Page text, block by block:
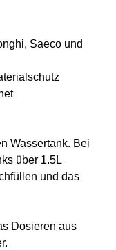
Saeco und
Wassertank. Bei
über 1.5L
und das
Dosieren aus